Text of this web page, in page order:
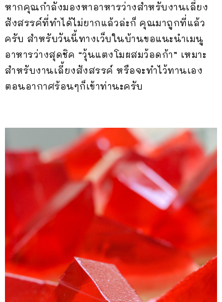
หากคุณกำลังมองหาอาหารว่างสำหรับงานเลี้ยง
สังสรรค์ที่ทำได้ไม่ยากแล้วล่ะก็ คุณมาถูกที่แล้ว
ครับ สำหรับวันนี้ทางเว็บในบ้านขอแนะนำเมนู
อาหารว่างสุดชิค “วุ้นแตงโมผสมว้อดก้า” เหมาะ
สำหรับงานเลี้ยงสังสรรค์ หรือจะทำไว้ทานเอง
ตอนอากาศร้อนๆก็เข้าท่านะครับ